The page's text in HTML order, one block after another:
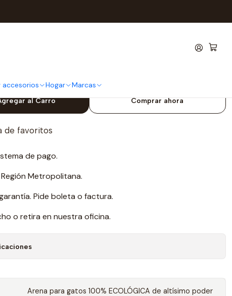
accesorios Hogar Marcas
Extraduración
Earth´s Finest
al Carro Comprar ahora
de favoritos
de pago.
Metropolitana.
Pide boleta o factura.
o retira en nuestra oficina.
Arena para gatos 100% ECOLÓGICA de altísimo poder